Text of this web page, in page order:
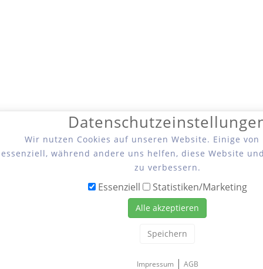
Wir nutzen Cookies auf unseren Website. Einige
essenziell, während andere uns helfen, diese Website
zu verbessern.
Essenziell Statistiken/Marketing
Alle akzeptieren
Speichern
Impressum| AGB